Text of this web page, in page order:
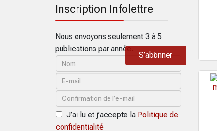
Inscription Infolettre
Nous envoyons seulement 3 à 5
publications par année.
J’ai lu et j’accepte la Politique de
confidentialité
S’abonner